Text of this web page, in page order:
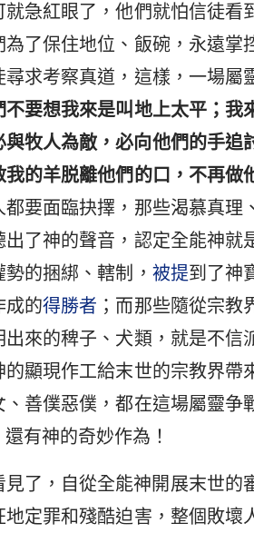
急紅眼了，他們就怕信徒
了保住地位、飯碗，永遠
求考察真道，這樣，一場
不要想我來是叫地上太平；我
與牧人為敵，必向他們的手追
的羊脱離他們的口，不再做
都要面臨抉擇，那些渴慕真
了神的聲音，認定全能神
勢的捆綁、轄制， 被提到了神
成的得勝者 ；而那些隨從宗
來的稗子、犬類，就是不
顯現作工給末世的宗教界帶
善僕惡僕，都在這場屬靈
有神的奇妙作為！
了，自從全能神開展末世
定罪和殘酷迫害，整個敗